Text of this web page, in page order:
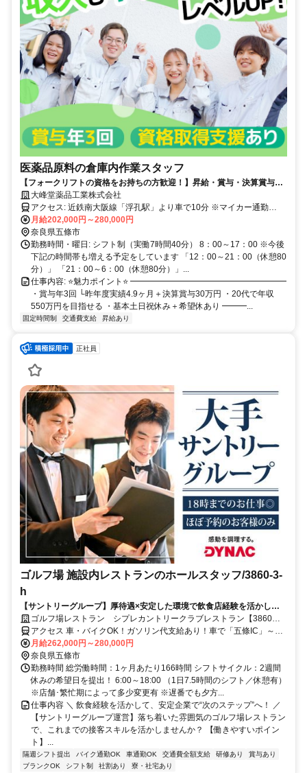
医薬品原料の倉庫内作業スタッフ
【フォークリフトの資格をお持ちの方歓迎！】昇給・賞与・決算賞与あ
り◎残業少なめでプライベートも充実できる！
大峰堂薬品工業株式会社
アクセス: 近鉄南大阪線「浮孔駅」より車で10分 ※マイカー通勤
OK、駐車場完備！
月給202,000円～280,000円
奈良県五條市
勤務時間・曜日: シフト制（実働7時間40分） 8：00～17：00 ※今後
下記の時間帯も増える予定をしています 「12：00～21：00（休憩80
分）」 「21：00～6：00（休憩80分）」...
仕事内容: ⭐魅力ポイント⭐ ━━━━━━━━━━━━━━━━━━━
・賞与年3回 └昨年度実績4.9ヶ月＋決算賞与30万円 ・20代で年収
550万円を目指せる ・基本土日祝休み＋希望休あり ━━━...
固定時間制 交通費支給 昇給あり
正社員
ゴルフ場 施設内レストランのホールスタッフ/3860-3-
h
【サントリーグループ】厚待遇×安定した環境で飲食店経験を活かした
キャリアアップをしませんか？
ゴルフ場レストラン シプレカントリークラブレストラン【3860】
【社】
アクセス 車・バイクOK！ガソリン代支給あり！車で「五條IC」～約
7分、「葛城IC」～約25分、「五條駅」～約15分
月給262,000円～280,000円
奈良県五條市
勤務時間 総労働時間：1ヶ月あたり166時間 シフトサイクル：2週間
休みの希望日を提出！ 6:00～18:00 （1日7.5時間のシフト／休憩有）
※店舗･繁忙期によって多少変更有 ※遅番でも夕方...
仕事内容 ＼ 飲食経験を活かして、安定企業で“次のステップ”へ！ ／
【サントリーグループ運営】落ち着いた雰囲気のゴルフ場レストラン
で、これまでの接客スキルを活かしませんか？ 【働きやすいポイン
ト】...
隔週シフト提出 バイク通勤OK 車通勤OK 交通費全額支給 研修あり
賞与あり
ブランクOK
シフト制 社割あり 寮・社宅あり